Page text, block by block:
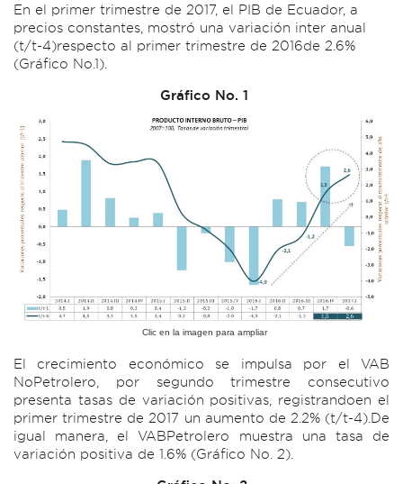
En el primer trimestre de 2017, el PIB de Ecuador, a
precios constantes, mostró una variación inter anual
(t/t-4)respecto al primer trimestre de 2016de 2.6%
(Gráfico No.1).
Gráfico No. 1
Clic en la imagen para ampliar
El crecimiento económico se impulsa por el VAB
NoPetrolero, por segundo trimestre consecutivo
presenta tasas de variación positivas, registrandoen el
primer trimestre de 2017 un aumento de 2.2% (t/t-4).De
igual manera, el VABPetrolero muestra una tasa de
variación positiva de 1.6% (Gráfico No. 2).